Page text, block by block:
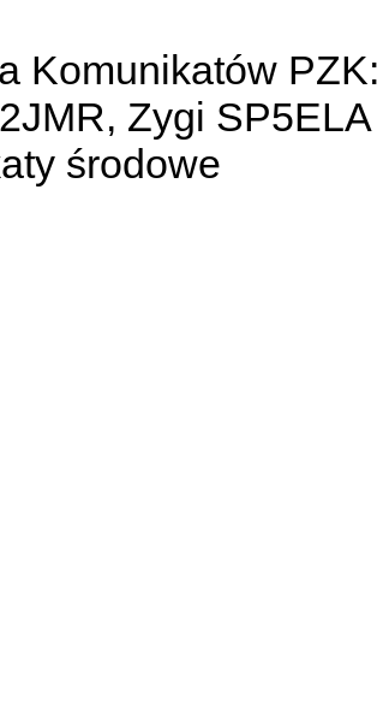
Komunikatów
Zygi
środowe